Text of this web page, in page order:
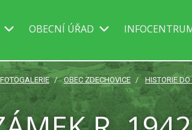
OBECNÍ ÚŘAD
FOTOGALERIE OBEC ZDECHOVICE HISTORIE